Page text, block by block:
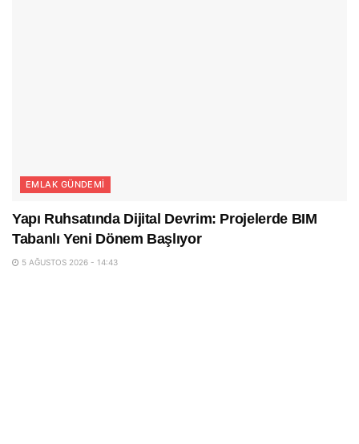
EMLAK GÜNDEMI
Yapı Ruhsatında Dijital Devrim: Projelerde BIM
Tabanlı Yeni Dönem Başlıyor
5 AĞUSTOS 2026 - 14:43